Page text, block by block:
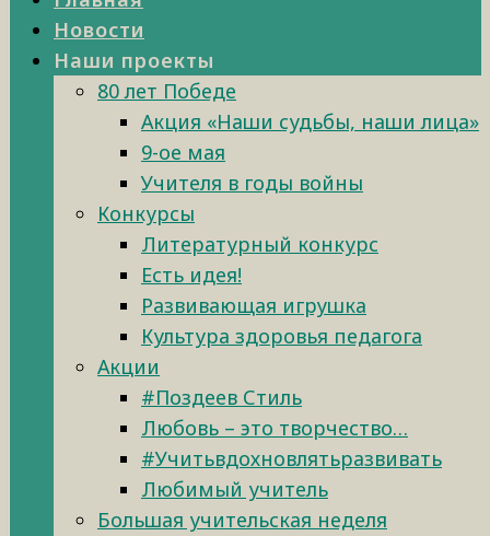
Новости
Наши проекты
80 лет Победе
Акция «Наши судьбы, наши лица»
9-ое мая
Учителя в годы войны
Конкурсы
Литературный конкурс
Есть идея!
Развивающая игрушка
Культура здоровья педагога
Акции
#Поздеев Стиль
Любовь – это творчество…
#Учитьвдохновлятьразвивать
Любимый учитель
Большая учительская неделя